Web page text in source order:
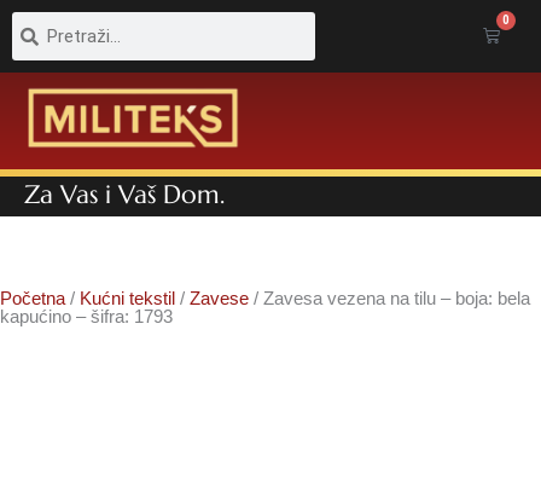
Pretraga 0
Cart
Za Vas i Vaš Dom.
Početna / Kućni tekstil / Zavese / Zavesa vezena na tilu – boja: bela
kapućino – šifra: 1793